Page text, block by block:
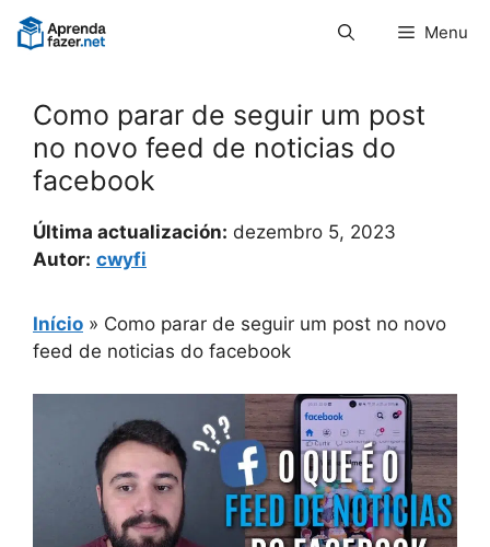
Pular
para
Menu
Como parar de seguir um post
no novo feed de noticias do
facebook
Última actualización: dezembro 5, 2023
Autor: cwyfi
Início » Como parar de seguir um post no novo
feed de noticias do facebook